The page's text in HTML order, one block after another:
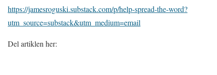
https://jamesroguski.substack.com/p/help-spread-the-word?
utm_source=substack&utm_medium=email
Del artiklen her: